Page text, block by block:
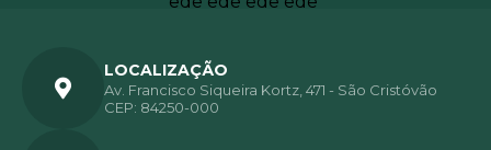
LOCALIZAÇÃO
Av. Francisco Siqueira Kortz, 471 - São Cristóvão
CEP: 84250-000